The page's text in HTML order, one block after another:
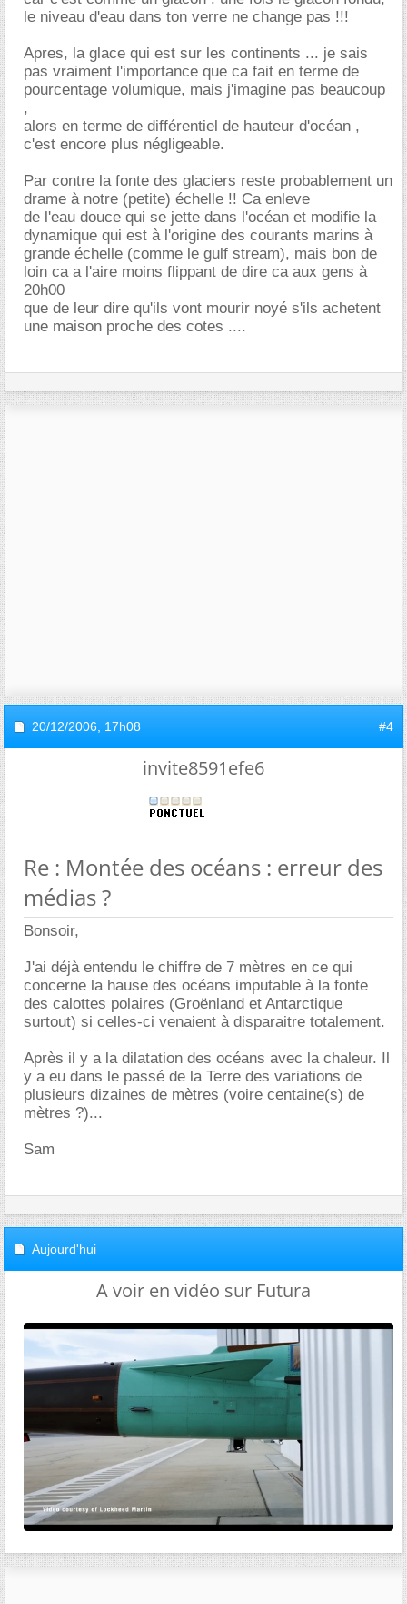
le niveau d'eau dans ton verre ne change pas !!!
Apres, la glace qui est sur les continents ... je sais
pas vraiment l'importance que ca fait en terme de
pourcentage volumique, mais j'imagine pas beaucoup
,
alors en terme de différentiel de hauteur d'océan ,
c'est encore plus négligeable.
Par contre la fonte des glaciers reste probablement un
drame à notre (petite) échelle !! Ca enleve
de l'eau douce qui se jette dans l'océan et modifie la
dynamique qui est à l'origine des courants marins à
grande échelle (comme le gulf stream), mais bon de
loin ca a l'aire moins flippant de dire ca aux gens à
20h00
que de leur dire qu'ils vont mourir noyé s'ils achetent
une maison proche des cotes ....
20/12/2006, 17h08 #4
invite8591efe6
Re : Montée des océans : erreur des
médias ?
Bonsoir,
J'ai déjà entendu le chiffre de 7 mètres en ce qui
concerne la hause des océans imputable à la fonte
des calottes polaires (Groënland et Antarctique
surtout) si celles-ci venaient à disparaitre totalement.
Après il y a la dilatation des océans avec la chaleur. Il
y a eu dans le passé de la Terre des variations de
plusieurs dizaines de mètres (voire centaine(s) de
mètres ?)...
Sam
Aujourd'hui
A voir en vidéo sur Futura